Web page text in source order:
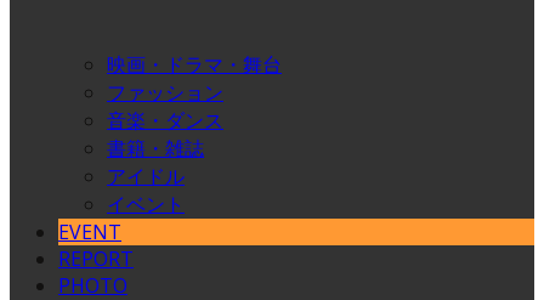
映画・ドラマ・舞台
ファッション
音楽・ダンス
書籍・雑誌
アイドル
イベント
EVENT
REPORT
PHOTO